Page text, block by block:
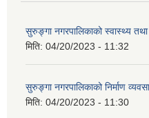
सुरुङ्गा नगरपालिकाको स्वास्थ्य
मिति: 04/20/2023 - 11:32
सुरुङ्गा नगरपालिकाको निर्माण
मिति: 04/20/2023 - 11:30